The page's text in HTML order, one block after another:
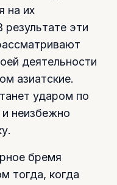
на их
результате эти
деятельности
азиатские.
ударом по
и неизбежно
бремя
тогда, когда